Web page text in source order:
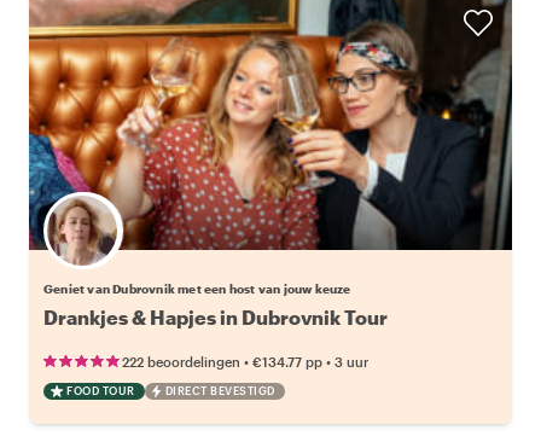
Kies jouw favoriete local
Geniet van Dubrovnik met een host van jouw keuze
Drankjes & Hapjes in Dubrovnik Tour
222 beoordelingen • €134.77 pp • 3 uur
FOOD TOUR DIRECT BEVESTIGD